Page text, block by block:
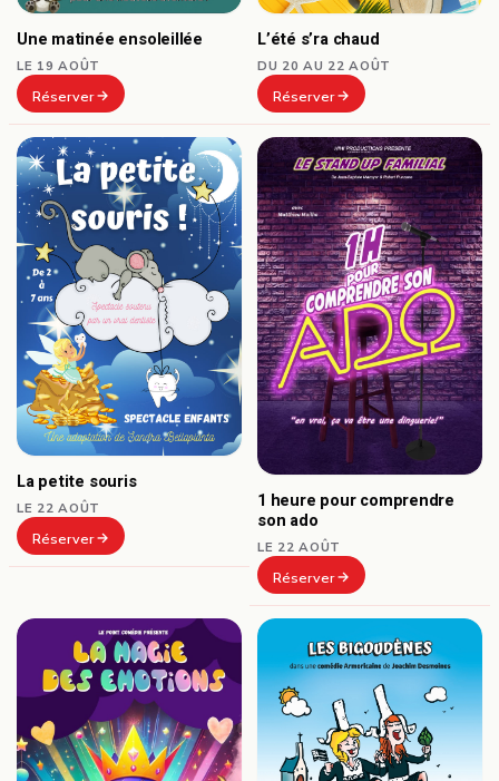
Une matinée ensoleillée
LE 19 AOÛT
Réserver
L’été s’ra chaud
DU 20 AU 22 AOÛT
Réserver
La petite souris
LE 22 AOÛT
Réserver
1 heure pour comprendre
son ado
LE 22 AOÛT
Réserver